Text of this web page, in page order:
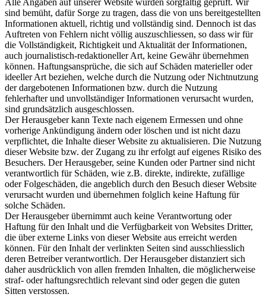
Alle Angaben auf unserer Website wurden sorgfältig geprüft. Wir
sind bemüht, dafür Sorge zu tragen, dass die von uns bereitgestellten
Informationen aktuell, richtig und vollständig sind. Dennoch ist das
Auftreten von Fehlern nicht völlig auszuschliessen, so dass wir für
die Vollständigkeit, Richtigkeit und Aktualität der Informationen,
auch journalistisch-redaktioneller Art, keine Gewähr übernehmen
können. Haftungsansprüche, die sich auf Schäden materieller oder
ideeller Art beziehen, welche durch die Nutzung oder Nichtnutzung
der dargebotenen Informationen bzw. durch die Nutzung
fehlerhafter und unvollständiger Informationen verursacht wurden,
sind grundsätzlich ausgeschlossen.
Der Herausgeber kann Texte nach eigenem Ermessen und ohne
vorherige Ankündigung ändern oder löschen und ist nicht dazu
verpflichtet, die Inhalte dieser Website zu aktualisieren. Die Nutzung
dieser Website bzw. der Zugang zu ihr erfolgt auf eigenes Risiko des
Besuchers. Der Herausgeber, seine Kunden oder Partner sind nicht
verantwortlich für Schäden, wie z.B. direkte, indirekte, zufällige
oder Folgeschäden, die angeblich durch den Besuch dieser Website
verursacht wurden und übernehmen folglich keine Haftung für
solche Schäden.
Der Herausgeber übernimmt auch keine Verantwortung oder
Haftung für den Inhalt und die Verfügbarkeit von Websites Dritter,
die über externe Links von dieser Website aus erreicht werden
können. Für den Inhalt der verlinkten Seiten sind ausschliesslich
deren Betreiber verantwortlich. Der Herausgeber distanziert sich
daher ausdrücklich von allen fremden Inhalten, die möglicherweise
straf- oder haftungsrechtlich relevant sind oder gegen die guten
Sitten verstossen.